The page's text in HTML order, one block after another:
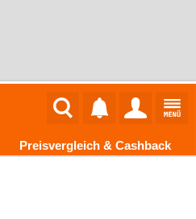
Preisvergleich & Cashback